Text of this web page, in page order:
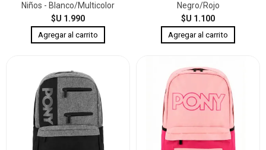
Niños - Blanco/Multicolor
$U 1.990
Negro/Rojo
$U 1.100